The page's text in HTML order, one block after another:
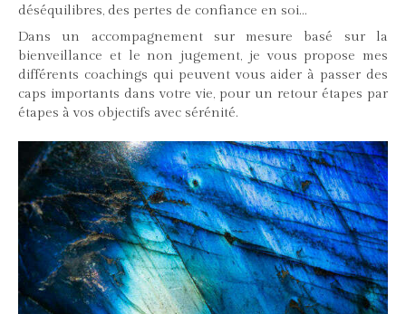
déséquilibres, des pertes de confiance en soi...
Dans un accompagnement sur mesure basé sur la
bienveillance et le non jugement, je vous propose mes
différents coachings qui peuvent vous aider à passer des
caps importants dans votre vie, pour un retour étapes par
étapes à vos objectifs avec sérénité.